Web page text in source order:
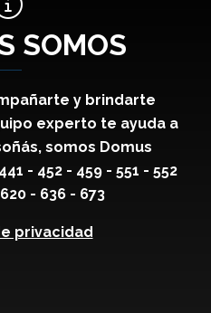
SOMOS
y brindarte
experto te ayuda a
somos Domus
- 452 - 459 - 551 - 552
- 636 - 673
privacidad